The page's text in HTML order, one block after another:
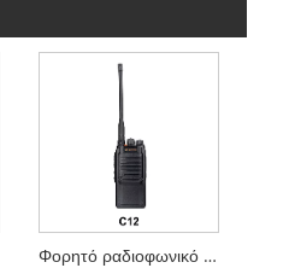
Φορητό ραδιοφωνικό επαναλήπτη